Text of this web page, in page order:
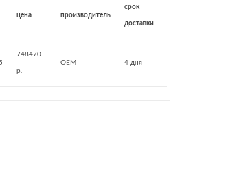
цена производитель
срок
доставки
748470
р.
OEM 4 дня